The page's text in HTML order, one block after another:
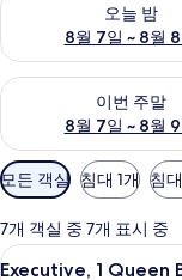
오늘 밤
8월 7일 ~ 8월
이번 주말
8월 7일 ~ 8월
이번 주말 예약 가능
객
실
에
사
모든 객실 침대 1개 침
7개 객실 중 7개 표시 중
Executive,
11
Executive, 1 Queen